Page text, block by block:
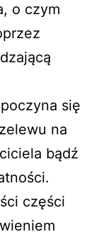
o czym
się
na
bądź
części